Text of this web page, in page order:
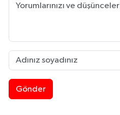
Gönder